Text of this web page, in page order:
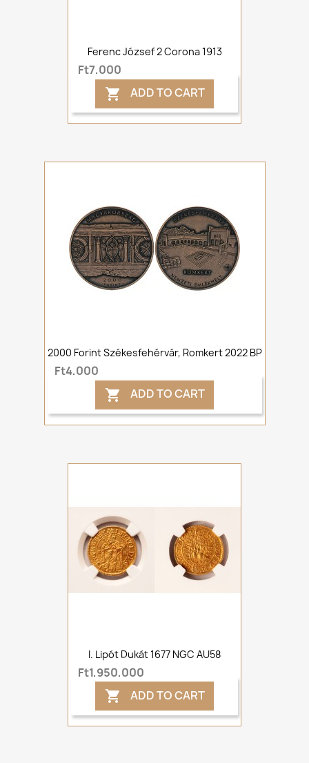
Ferenc József 2 Corona 1913
Ft7,000
 ADD TO CART
2000 Forint Székesfehérvár, Romkert 2022 BP
Ft4,000
 ADD TO CART
I. Lipót Dukát 1677 NGC AU58
Ft1,950,000
 ADD TO CART